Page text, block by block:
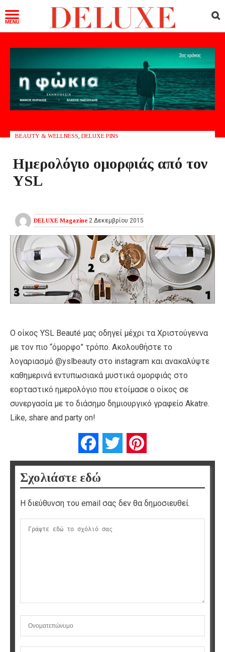
BEAUTY & WELLNESS DELUXE PINS
Ημερολόγιο ομορφιάς από τον
YSL
DELUXE Magazine 2 Δεκεμβρίου 2015
Ο οίκος YSL Beauté μας οδηγεί μέχρι τα Χριστούγεννα
με τον πιο “όμορφο” τρόπο. Ακολουθήστε το
λογαριασμό @yslbeauty στο instagram και ανακαλύψτε
καθημερινά εντυπωσιακά μυστικά ομορφιάς στο
εορταστικό ημερολόγιο που ετοίμασε ο οίκος σε
συνεργασία με το διάσημο δημιουργικό γραφείο Akatre.
Like, share and party on!
FacebookTwitter
Σχολιάστε εδώ
Η διεύθυνση του email σας δεν θα δημοσιευθεί.